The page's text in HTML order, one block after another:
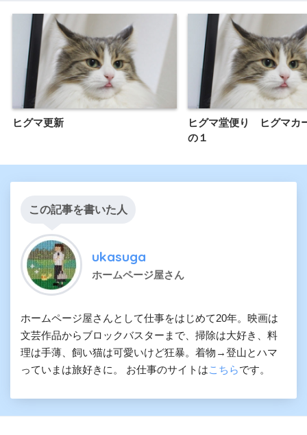
ヒグマ更新
ヒグマ堂便り ヒグマ
の１
この記事を書いた人
ukasuga
ホームページ屋さん
ホームページ屋さんとして仕事をはじめて20年。映画は
文芸作品からブロックバスターまで、掃除は大好き、料
理は手薄、飼い猫は可愛いけど狂暴。着物→登山とハマ
っていまは旅好きに。 お仕事のサイトはこちらです。